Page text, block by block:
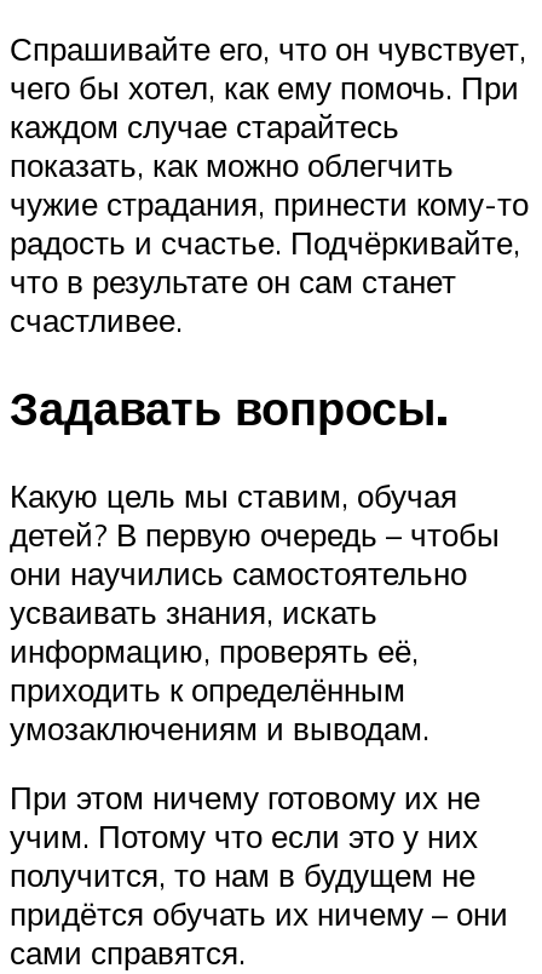
Спрашивайте его, что он чувствует,
чего бы хотел, как ему помочь. При
каждом случае старайтесь
показать, как можно облегчить
чужие страдания, принести кому-то
радость и счастье. Подчёркивайте,
что в результате он сам станет
счастливее.
Задавать вопросы.
Какую цель мы ставим, обучая
детей? В первую очередь – чтобы
они научились самостоятельно
усваивать знания, искать
информацию, проверять её,
приходить к определённым
умозаключениям и выводам.
При этом ничему готовому их не
учим. Потому что если это у них
получится, то нам в будущем не
придётся обучать их ничему – они
сами справятся.